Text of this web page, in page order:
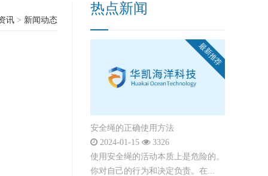
讯 > 新闻动态
热点新闻
最新推荐
安全绳的正确使用方法
2024-01-15 3326
使用安全绳的活动本质上是危险的。
你对自己的行为和决定负责。在...